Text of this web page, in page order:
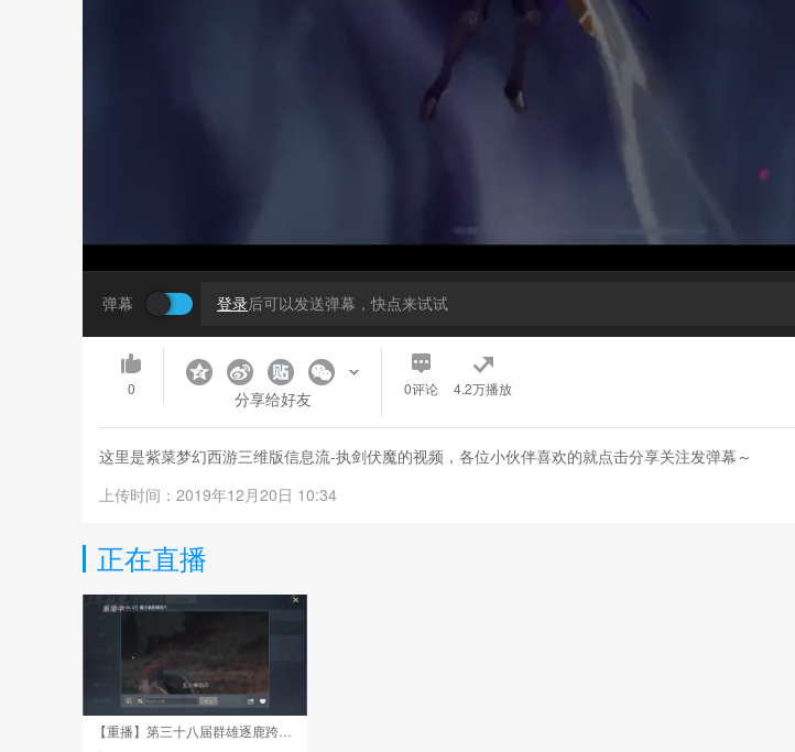
弹幕 登录后可以发送弹幕，快点来试试
0 分享给好友 0评论 4.2万播放
这里是紫菜梦幻西游三维版信息流-执剑伏魔的视频，各位小伙伴喜欢的就点击分享关注发弹幕～
上传时间：2019年12月20日 10:34
正在直播